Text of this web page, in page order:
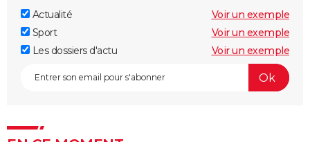
Actualité
Voir un exemple
Sport
Voir un exemple
Les dossiers d'actu
Voir un exemple